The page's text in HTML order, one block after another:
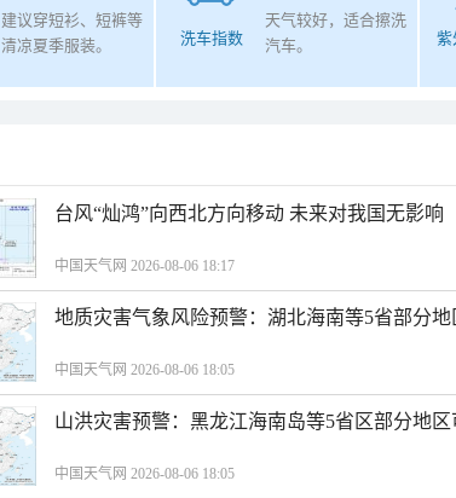
建议穿短衫、短裤等
清凉夏季服装。
洗车指数
天气较好，适合擦洗
汽车。
紫
台风“灿鸿”向西北方向移动 未来对我国无影响
中国天气网 2026-08-06 18:17
地质灾害气象风险预警：湖北海南等5省部分地
中国天气网 2026-08-06 18:05
山洪灾害预警：黑龙江海南岛等5省区部分地
中国天气网 2026-08-06 18:05